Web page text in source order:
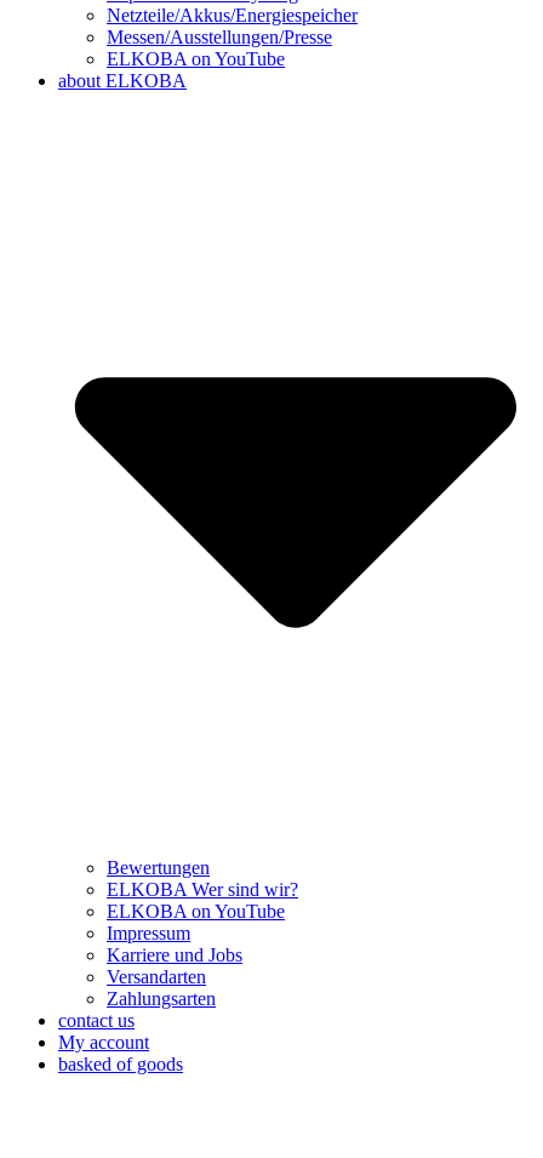
Netzteile/Akkus/Energiespeicher
Messen/Ausstellungen/Presse
ELKOBA on YouTube
about ELKOBA
Bewertungen
ELKOBA Wer sind wir?
ELKOBA on YouTube
Impressum
Karriere und Jobs
Versandarten
Zahlungsarten
contact us
My account
basked of goods